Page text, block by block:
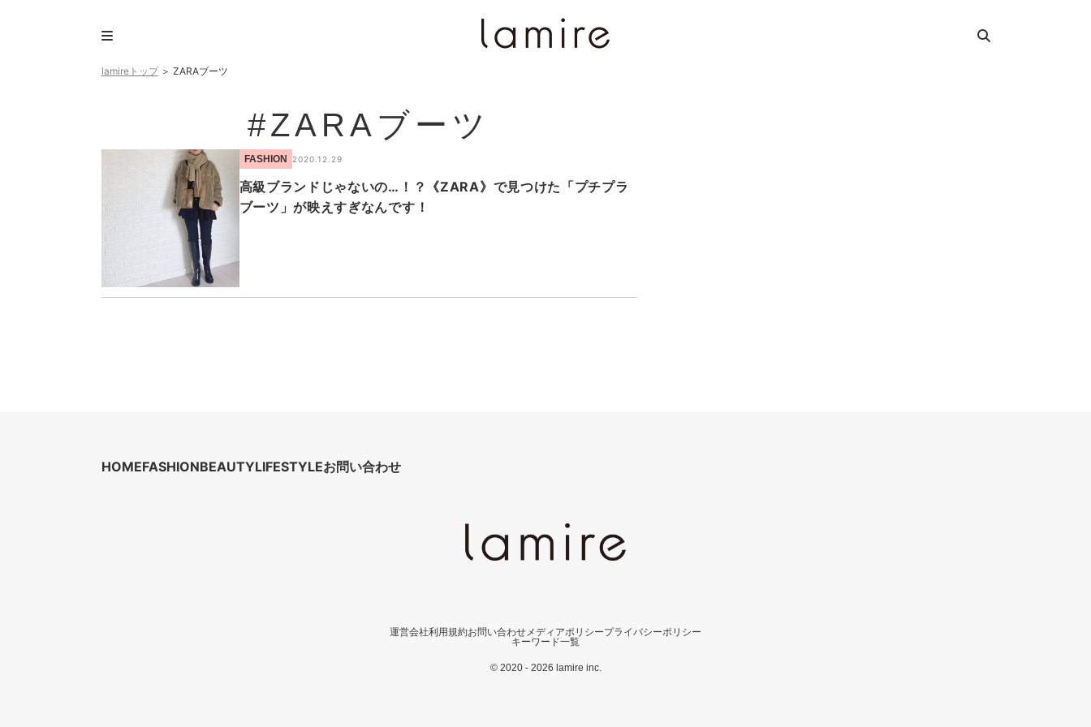
lamireトップ＞ ZARAブーツ
#ZARAブーツ
FASHION 2020.12.29
高級ブランドじゃないの…！？《ZARA》で見つけた「プチプラ
ブーツ」が映えすぎなんです！
HOMEFASHIONBEAUTYLIFESTYLEお問い合わせ
運営会社利用規約お問い合わせメディアポリシープライバシーポリシー
キーワード一覧
© 2020 - 2026 lamire inc.